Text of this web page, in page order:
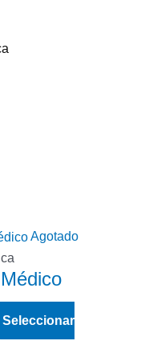
Agotado
Seleccionar
tiene
variantes.